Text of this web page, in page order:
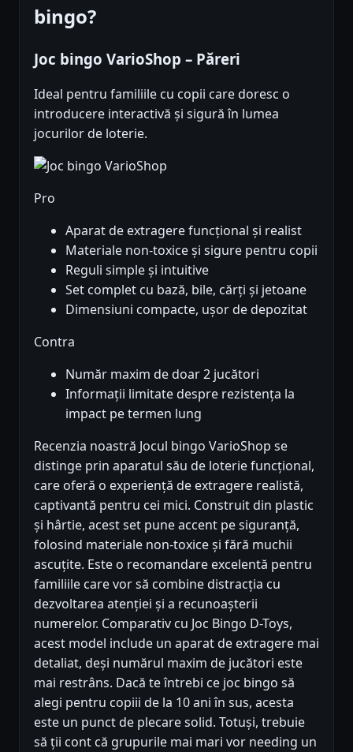
bingo?
Joc bingo VarioShop – Păreri
Ideal pentru familiile cu copii care doresc o
introducere interactivă și sigură în lumea
jocurilor de loterie.
Pro
Aparat de extragere funcțional și realist
Materiale non-toxice și sigure pentru copii
Reguli simple și intuitive
Set complet cu bază, bile, cărți și jetoane
Dimensiuni compacte, ușor de depozitat
Contra
Număr maxim de doar 2 jucători
Informații limitate despre rezistența la
impact pe termen lung
Recenzia noastră Jocul bingo VarioShop se
distinge prin aparatul său de loterie funcțional,
care oferă o experiență de extragere realistă,
captivantă pentru cei mici. Construit din plastic
și hârtie, acest set pune accent pe siguranță,
folosind materiale non-toxice și fără muchii
ascuțite. Este o recomandare excelentă pentru
familiile care vor să combine distracția cu
dezvoltarea atenției și a recunoașterii
numerelor. Comparativ cu Joc Bingo D-Toys,
acest model include un aparat de extragere mai
detaliat, deși numărul maxim de jucători este
mai restrâns. Dacă te întrebi ce joc bingo să
alegi pentru copiii de la 10 ani în sus, acesta
este un punct de plecare solid. Totuși, trebuie
să ții cont că grupurile mai mari vor needing un